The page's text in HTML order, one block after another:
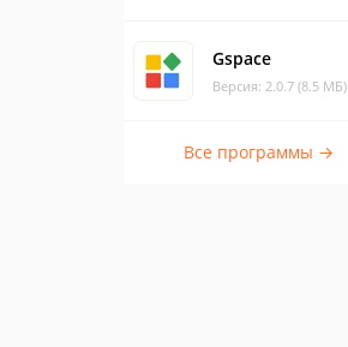
Gspace
Версия: 2.0.7 (8.5 МБ)
Все программы →